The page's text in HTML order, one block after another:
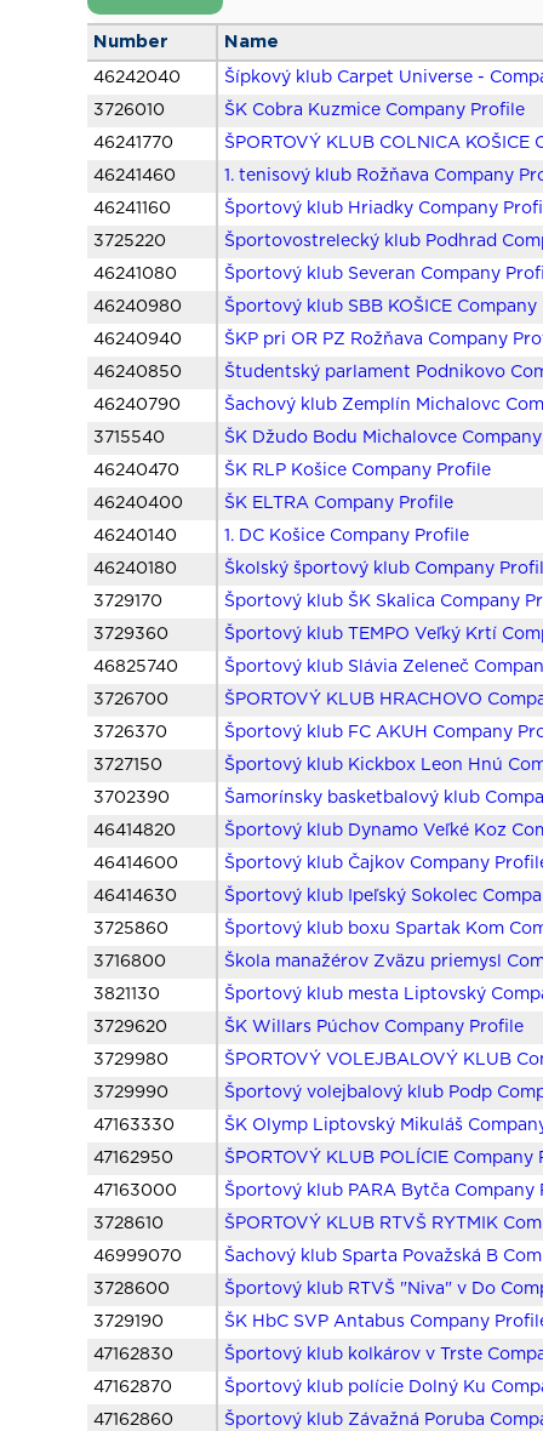
Number Name
46242040
Šípkový klub Carpet Universe -
3726010
ŠK Cobra Kuzmice Company Profile
46241770
ŠPORTOVÝ KLUB COLNICA KOŠICE
46241460
1. tenisový klub Rožňava Company
46241160
Športový klub Hriadky Company
3725220
Športovostrelecký klub Podhrad
46241080
Športový klub Severan Company
46240980
Športový klub SBB KOŠICE Company
46240940
ŠKP pri OR PZ Rožňava Company
46240850
Študentský parlament Podnikovo
46240790
Šachový klub Zemplín Michalovc
3715540
ŠK Džudo Bodu Michalovce
46240470
ŠK RLP Košice Company Profile
46240400
ŠK ELTRA Company Profile
46240140
1. DC Košice Company Profile
46240180
Školský športový klub Company
3729170
Športový klub ŠK Skalica Company
3729360
Športový klub TEMPO Veľký Krtí
46825740
Športový klub Slávia Zeleneč
3726700
ŠPORTOVÝ KLUB HRACHOVO
3726370
Športový klub FC AKUH Company
3727150
Športový klub Kickbox Leon Hnú
3702390
Šamorínsky basketbalový klub
46414820
Športový klub Dynamo Veľké Koz
46414600
Športový klub Čajkov Company
46414630
Športový klub Ipeľský Sokolec
3725860
Športový klub boxu Spartak Kom
3716800
Škola manažérov Zväzu priemysl
3821130
Športový klub mesta Liptovský
3729620
ŠK Willars Púchov Company Profile
3729980
ŠPORTOVÝ VOLEJBALOVÝ KLUB
3729990
Športový volejbalový klub Podp
47163330
ŠK Olymp Liptovský Mikuláš
47162950
ŠPORTOVÝ KLUB POLÍCIE Company
47163000
Športový klub PARA Bytča Company
3728610
ŠPORTOVÝ KLUB RTVŠ RYTMIK
46999070
Šachový klub Sparta Považská B
3728600
Športový klub RTVŠ "Niva" v Do
3729190
ŠK HbC SVP Antabus Company
47162830
Športový klub kolkárov v Trste
47162870
Športový klub polície Dolný Ku
47162860
Športový klub Závažná Poruba